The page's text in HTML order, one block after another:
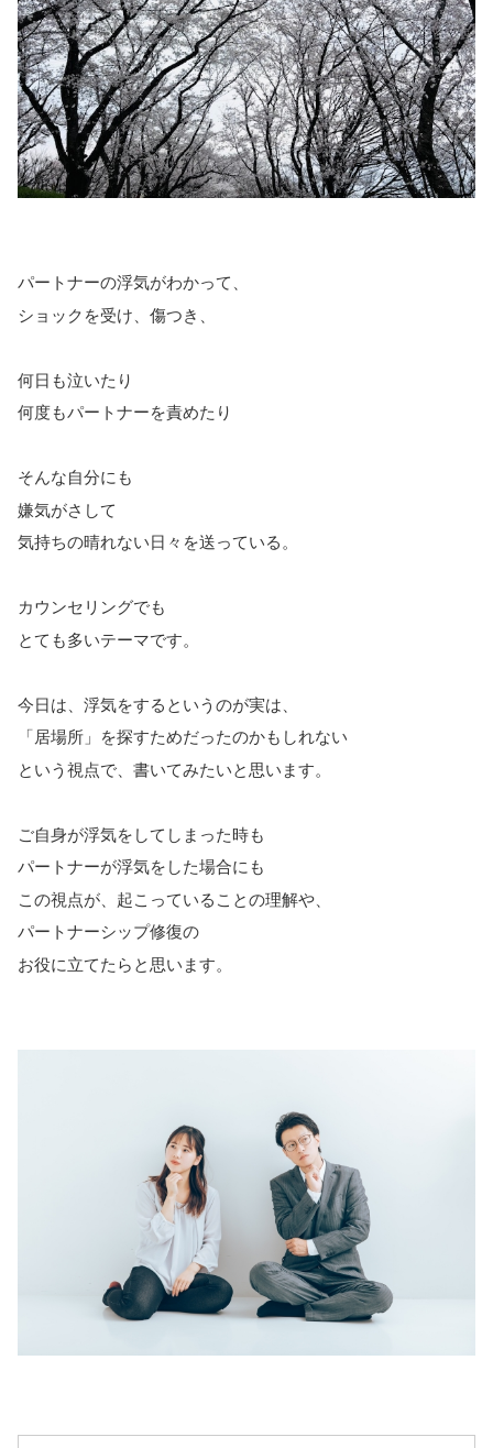
パートナーの浮気がわかって、
ショックを受け、傷つき、
何日も泣いたり
何度もパートナーを責めたり
そんな自分にも
嫌気がさして
気持ちの晴れない日々を送っている。
カウンセリングでも
とても多いテーマです。
今日は、浮気をするというのが実は、
「居場所」を探すためだったのかもしれない
という視点で、書いてみたいと思います。
ご自身が浮気をしてしまった時も
パートナーが浮気をした場合にも
この視点が、起こっていることの理解や、
パートナーシップ修復の
お役に立てたらと思います。